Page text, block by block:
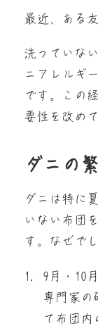
最近、ある
洗っていな
ニアレルギ
です。この
要性を改め
ダニの
ダニは特に
いない布団
す。なぜで
9月・10
専門家の
て布団